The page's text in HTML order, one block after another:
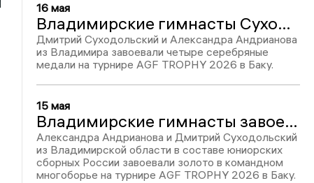
16 мая
Владимирские гимнасты Суходольский и Андрианова завоевали четыре медали в Баку
Дмитрий Суходольский и Александра Андрианова
из Владимира завоевали четыре серебряные
медали на турнире AGF TROPHY 2026 в Баку.
15 мая
Владимирские гимнасты завоевали золотые медали международного турнира в Баку
Александра Андрианова и Дмитрий Суходольский
из Владимирской области в составе юниорских
сборных России завоевали золото в командном
многоборье на турнире AGF TROPHY 2026 в Баку.